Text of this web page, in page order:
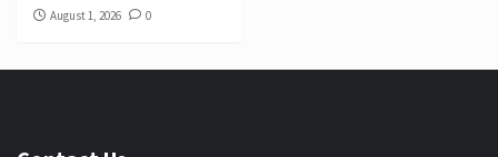
August 1, 2026 0